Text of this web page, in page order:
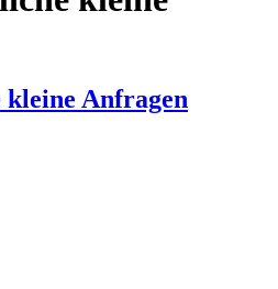
Anfragen